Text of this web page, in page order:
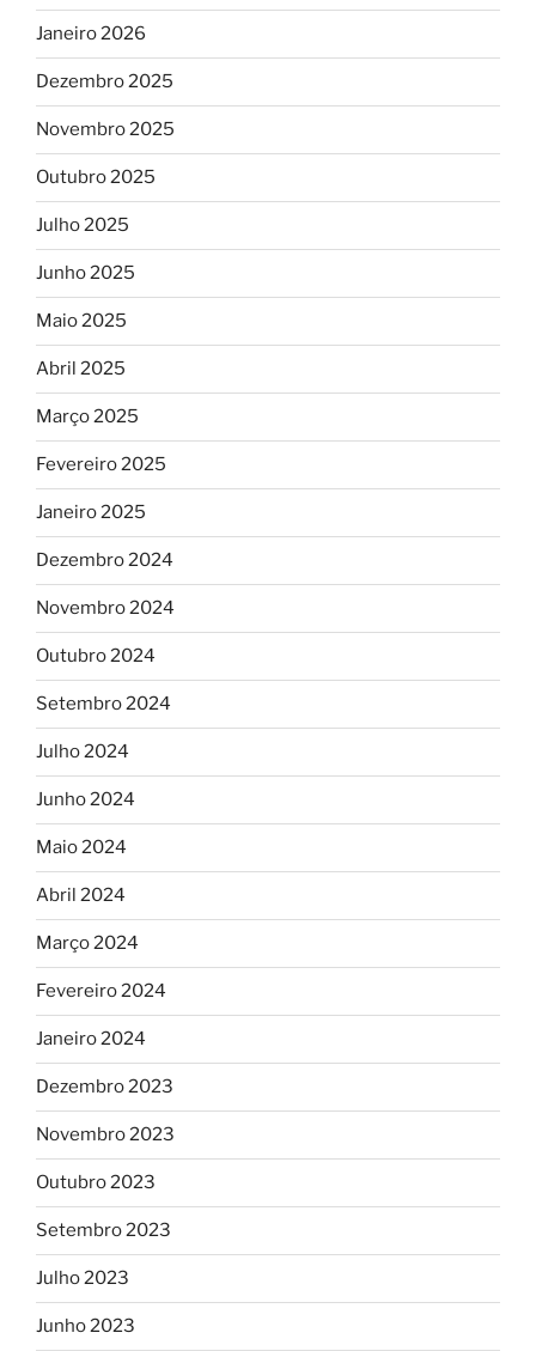
Janeiro 2026
Dezembro 2025
Novembro 2025
Outubro 2025
Julho 2025
Junho 2025
Maio 2025
Abril 2025
Março 2025
Fevereiro 2025
Janeiro 2025
Dezembro 2024
Novembro 2024
Outubro 2024
Setembro 2024
Julho 2024
Junho 2024
Maio 2024
Abril 2024
Março 2024
Fevereiro 2024
Janeiro 2024
Dezembro 2023
Novembro 2023
Outubro 2023
Setembro 2023
Julho 2023
Junho 2023